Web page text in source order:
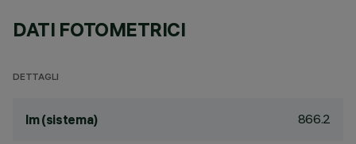
DATI FOTOMETRICI
DETTAGLI
lm (sistema) 866.2